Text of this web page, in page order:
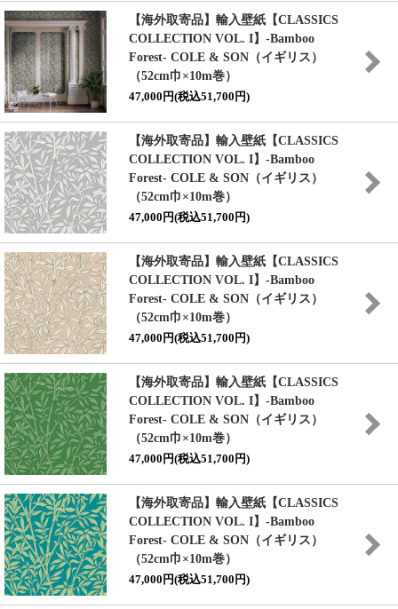
【海外取寄品】輸入壁紙【CLASSICS
COLLECTION VOL. I】 -Bamboo
Forest- COLE & SON（イギリス）
（52cm巾×10m巻）
47,000円(税込51,700円)
【海外取寄品】輸入壁紙【CLASSICS
COLLECTION VOL. I】 -Bamboo
Forest- COLE & SON（イギリス）
（52cm巾×10m巻）
47,000円(税込51,700円)
【海外取寄品】輸入壁紙【CLASSICS
COLLECTION VOL. I】 -Bamboo
Forest- COLE & SON（イギリス）
（52cm巾×10m巻）
47,000円(税込51,700円)
【海外取寄品】輸入壁紙【CLASSICS
COLLECTION VOL. I】 -Bamboo
Forest- COLE & SON（イギリス）
（52cm巾×10m巻）
47,000円(税込51,700円)
【海外取寄品】輸入壁紙【CLASSICS
COLLECTION VOL. I】 -Bamboo
Forest- COLE & SON（イギリス）
（52cm巾×10m巻）
47,000円(税込51,700円)